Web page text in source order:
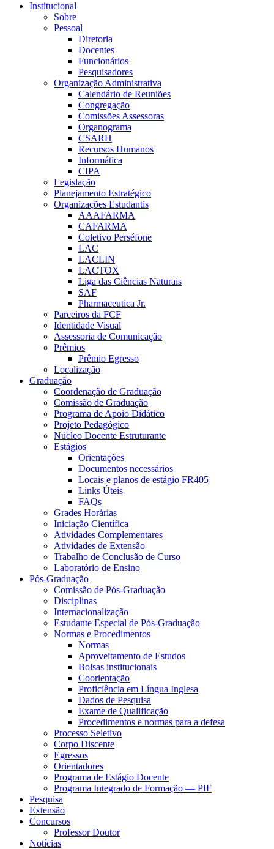
Institucional
Sobre
Pessoal
Diretoria
Docentes
Funcionários
Pesquisadores
Organização Administrativa
Calendário de Reuniões
Congregação
Comissões Assessoras
Organograma
CSARH
Recursos Humanos
Informática
CIPA
Legislação
Planejamento Estratégico
Organizações Estudantis
AAAFARMA
CAFARMA
Coletivo Perséfone
LAC
LACLIN
LACTOX
Liga das Ciências Naturais
SAF
Pharmaceutica Jr.
Parceiros da FCF
Identidade Visual
Assessoria de Comunicação
Prêmios
Prêmio Egresso
Localização
Graduação
Coordenação de Graduação
Comissão de Graduação
Programa de Apoio Didático
Projeto Pedagógico
Núcleo Docente Estruturante
Estágios
Orientações
Documentos necessários
Locais e planos de estágio FR405
Links Úteis
FAQs
Grades Horárias
Iniciação Científica
Atividades Complementares
Atividades de Extensão
Trabalho de Conclusão de Curso
Laboratório de Ensino
Pós-Graduação
Comissão de Pós-Graduação
Disciplinas
Internacionalização
Estudante Especial de Pós-Graduação
Normas e Procedimentos
Normas
Aproveitamento de Estudos
Bolsas institucionais
Coorientação
Proficiência em Língua Inglesa
Dados de Pesquisa
Exame de Qualificação
Procedimentos e normas para a defesa
Processo Seletivo
Corpo Discente
Egressos
Orientadores
Programa de Estágio Docente
Programa Integrado de Formação — PIF
Pesquisa
Extensão
Concursos
Professor Doutor
Notícias